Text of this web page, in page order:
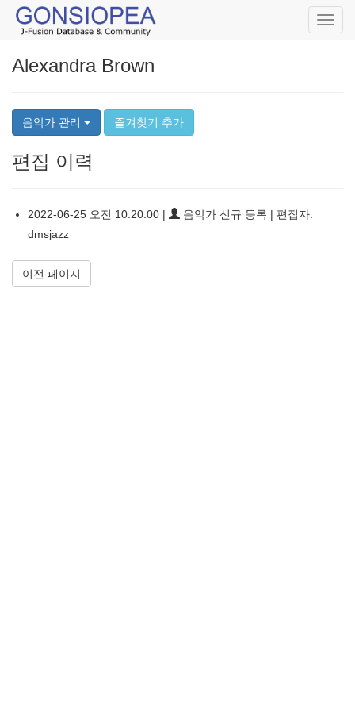
Alexandra Brown
음악가 관리 즐겨찾기 추가
편집 이력
2022-06-25 오전 10:20:00 |
음악가 신규 등록 | 편집자:
dmsjazz
이전 페이지